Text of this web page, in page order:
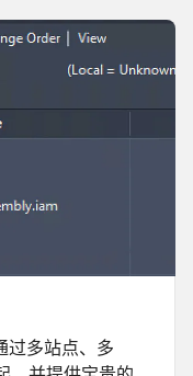
过多站点、多